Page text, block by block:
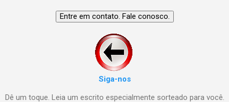
Siga-nos
Dê um toque. Leia um escrito especialmente sorteado para você.